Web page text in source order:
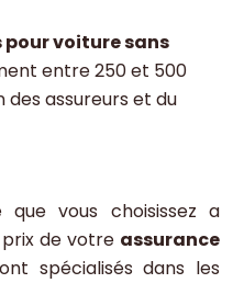
voiture sans
entre 250 et 500
assureurs et du
que vous choisissez a
de votre assurance
spécialisés dans les